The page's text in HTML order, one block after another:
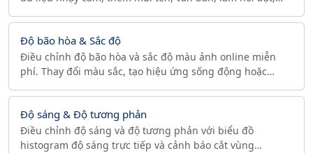
Độ bão hòa & Sắc độ
Điều chỉnh độ bão hòa và sắc độ màu ảnh online miễn
phí. Thay đổi màu sắc, tạo hiệu ứng sống động hoặc
Độ sáng & Độ tương phản
Điều chỉnh độ sáng và độ tương phản với biểu đồ
histogram độ sáng trực tiếp và cảnh báo cắt vùng